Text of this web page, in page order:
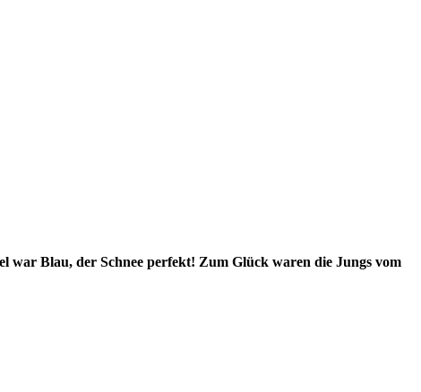
war Blau, der Schnee perfekt! Zum Glück waren die Jungs vom